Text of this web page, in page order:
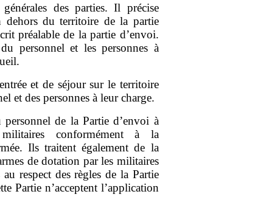
des parties. Il précise
dehors du territoire de la partie
préalable de la partie d’envoi.
personnel et les personnes à
et de séjour sur le territoire
et des personnes à leur charge.
personnel de la Partie d’envoi à
conformément à la
Ils traitent également de la
de dotation par les militaires
respect des règles de la Partie
Partie n’acceptent l’application